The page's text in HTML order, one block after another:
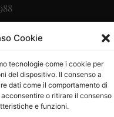
Cookie
tecnologie come i cookie per
del dispositivo. Il consenso a
dati come il comportamento di
o ritirare il consenso
e funzioni.
– info@ladigitale.it